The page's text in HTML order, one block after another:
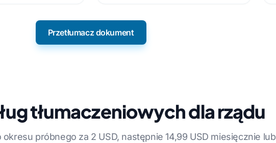
Przetłumacz dokument
tłumaczeniowych dla rządu
próbnego za 2 USD, następnie 14,99 USD miesięcznie lub